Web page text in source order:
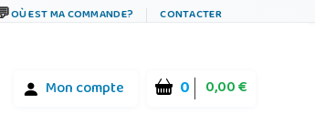
OÙ EST MA COMMANDE? CONTACTER
Mon compte 0 0,00 €